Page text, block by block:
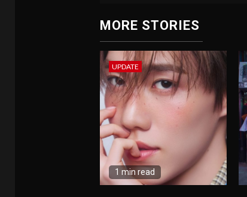
MORE STORIES
UPDATE
1 min read